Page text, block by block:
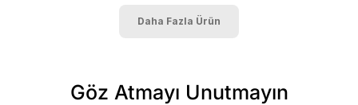
Daha Fazla Ürün
Göz Atmayı Unutmayın